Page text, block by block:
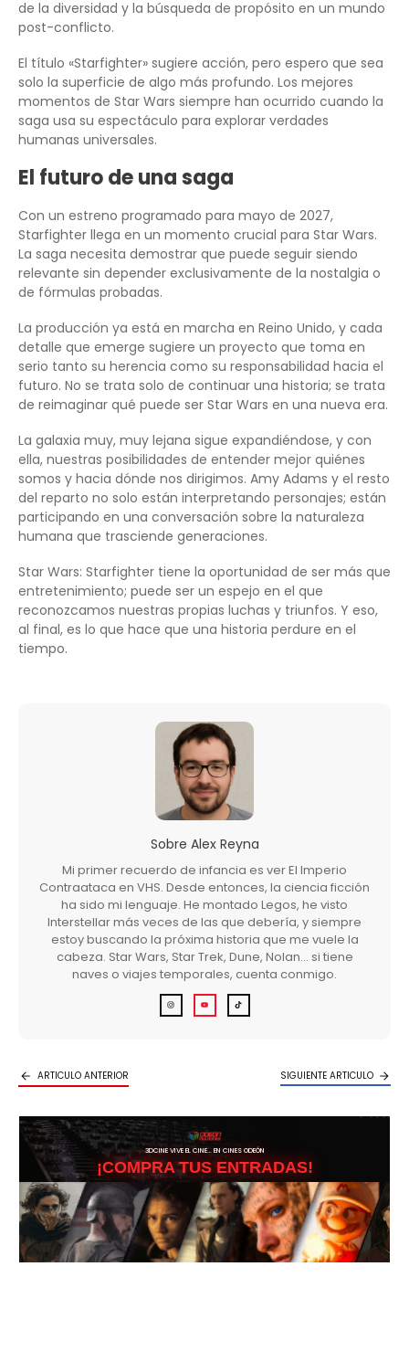
de la diversidad y la búsqueda de propósito en un mundo
post-conflicto.
El título «Starfighter» sugiere acción, pero espero que sea
solo la superficie de algo más profundo. Los mejores
momentos de Star Wars siempre han ocurrido cuando la
saga usa su espectáculo para explorar verdades
humanas universales.
El futuro de una saga
Con un estreno programado para mayo de 2027,
Starfighter llega en un momento crucial para Star Wars.
La saga necesita demostrar que puede seguir siendo
relevante sin depender exclusivamente de la nostalgia o
de fórmulas probadas.
La producción ya está en marcha en Reino Unido, y cada
detalle que emerge sugiere un proyecto que toma en
serio tanto su herencia como su responsabilidad hacia el
futuro. No se trata solo de continuar una historia; se trata
de reimaginar qué puede ser Star Wars en una nueva era.
La galaxia muy, muy lejana sigue expandiéndose, y con
ella, nuestras posibilidades de entender mejor quiénes
somos y hacia dónde nos dirigimos. Amy Adams y el resto
del reparto no solo están interpretando personajes; están
participando en una conversación sobre la naturaleza
humana que trasciende generaciones.
Star Wars: Starfighter tiene la oportunidad de ser más que
entretenimiento; puede ser un espejo en el que
reconozcamos nuestras propias luchas y triunfos. Y eso,
al final, es lo que hace que una historia perdure en el
tiempo.
Sobre Alex Reyna
Mi primer recuerdo de infancia es ver El Imperio
Contraataca en VHS. Desde entonces, la ciencia ficción
ha sido mi lenguaje. He montado Legos, he visto
Interstellar más veces de las que debería, y siempre
estoy buscando la próxima historia que me vuele la
cabeza. Star Wars, Star Trek, Dune, Nolan… si tiene
naves o viajes temporales, cuenta conmigo.
ARTICULO ANTERIOR SIGUIENTE ARTICULO
3DCINE VIVE EL CINE… EN CINES ODEÓN
¡COMPRA TUS ENTRADAS!